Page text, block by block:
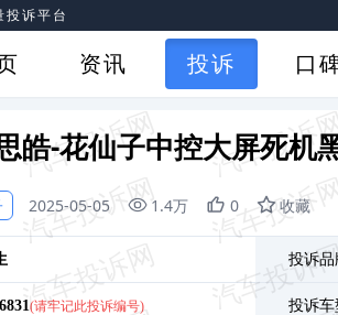
投诉平台
资讯 投诉 口
皓-花仙子中控大屏死机
2025-05-05 1.4万 0 收藏
投诉品
(请牢记此投诉编号) 投诉车